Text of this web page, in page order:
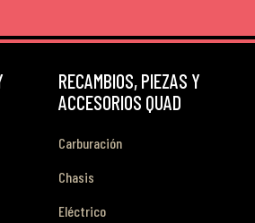
RECAMBIOS, PIEZAS Y
ACCESORIOS QUAD
Carburación
Chasis
Eléctrico